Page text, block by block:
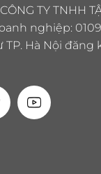
TY TNHH
nghiệp:
TP. Hà Nội đăng